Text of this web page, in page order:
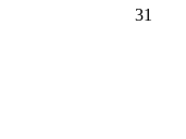
31